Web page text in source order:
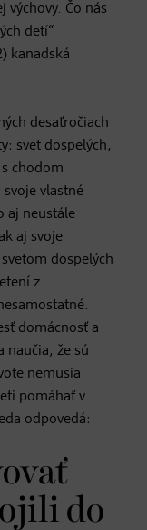
výchovy. Čo nás
detí“
kanadská
desaťročiach
svet dospelých,
chodom
vlastné
aj neustále
aj svoje
dospelých
z
domácnosť a
naučia, že sú
nemusia
pomáhať v
odpovedá:
do